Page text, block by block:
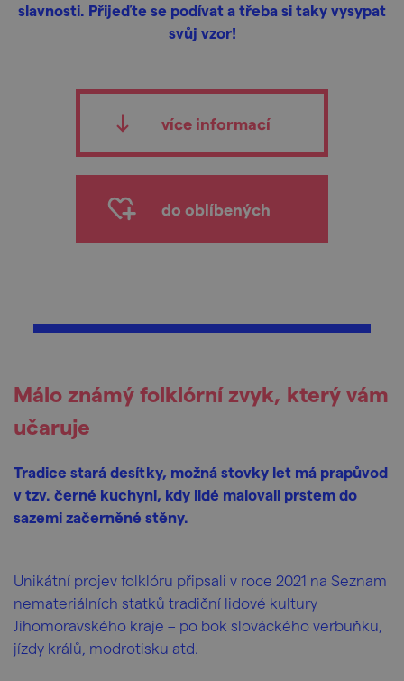
slavnosti. Přijeďte se podívat a třeba si taky vysypat
svůj vzor!
více informací
do oblíbených
Málo známý folklórní zvyk, který vám
učaruje
Tradice stará desítky, možná stovky let má prapůvod
v tzv. černé kuchyni, kdy lidé malovali prstem do
sazemi začerněné stěny.
Unikátní projev folklóru připsali v roce 2021 na Seznam
nemateriálních statků tradiční lidové kultury
Jihomoravského kraje – po bok slováckého verbuňku,
jízdy králů, modrotisku atd.